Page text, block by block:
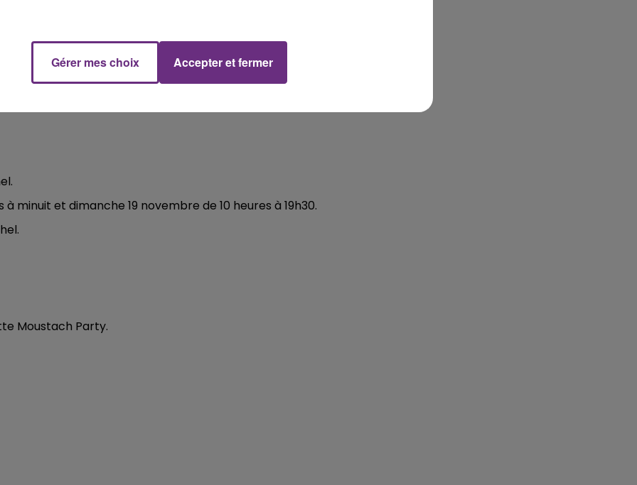
leur bon produit.
à minuit et dimanche 19 novembre de 10 heures à 19h30.
Moustach Party.
Gérer mes choix Accepter et fermer